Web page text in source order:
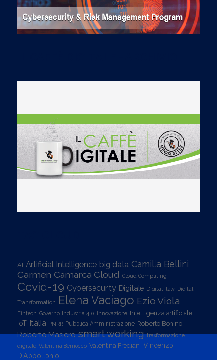
AI Artificial Intelligence big data Camilla Bellini
Carmen Camarca Cloud Cloud Computing
Covid-19 Cybersecurity Digitale Digital Italy Digital
Transformation Elena Vaciago Ezio Viola
Fintech Governo Industria 4.0 Innovazione Intelligenza artificiale
IoT Italia PNRR Pubblica Amministrazione Roberto Bonino
Roberto Masiero smart working trasformazione
digitale Valentina Bernocco Valentina Frediani Vincenzo
D'Appollonio